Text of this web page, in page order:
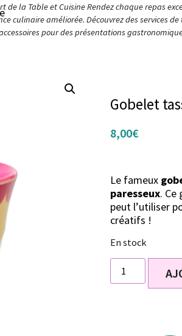
de la Table et Cuisine Rendez chaque repas
culinaire améliorée. Découvrez des services
pour des présentations
Gobelet
8,00€
Le fameux
paresseux. Ce
peut l’utiliser
créatifs !
En stock